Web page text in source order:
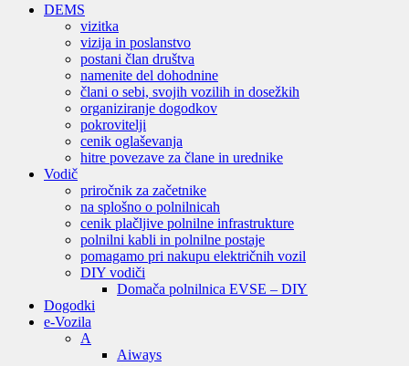
DEMS
vizitka
vizija in poslanstvo
postani član društva
namenite del dohodnine
člani o sebi, svojih vozilih in dosežkih
organiziranje dogodkov
pokrovitelji
cenik oglaševanja
hitre povezave za člane in urednike
Vodič
priročnik za začetnike
na splošno o polnilnicah
cenik plačljive polnilne infrastrukture
polnilni kabli in polnilne postaje
pomagamo pri nakupu električnih vozil
DIY vodiči
Domača polnilnica EVSE – DIY
Dogodki
e-Vozila
A
Aiways